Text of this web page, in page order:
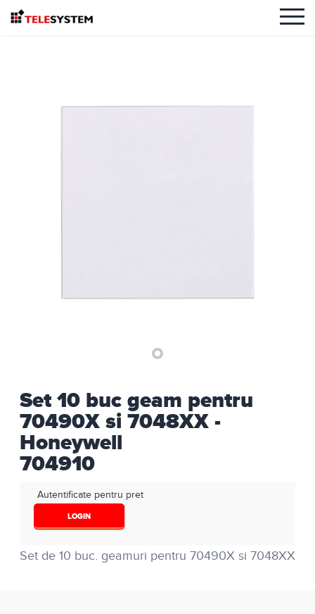
Set 10 buc geam pentru
70490X si 7048XX -
Honeywell
704910
Autentificate pentru pret
LOGIN
Set de 10 buc. geamuri pentru 70490X si 7048XX